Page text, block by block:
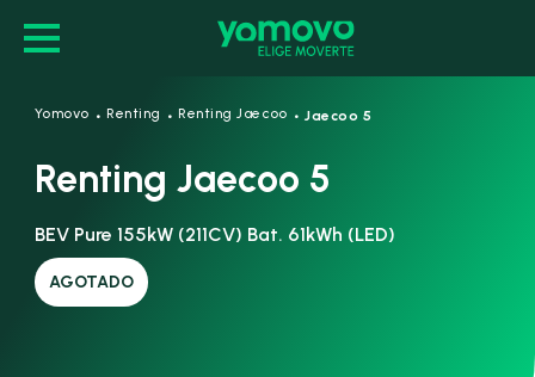
Yomovo · Renting · Renting Jaecoo · Jaecoo 5
Renting Jaecoo 5
BEV Pure 155kW (211CV) Bat. 61kWh (LED)
AGOTADO